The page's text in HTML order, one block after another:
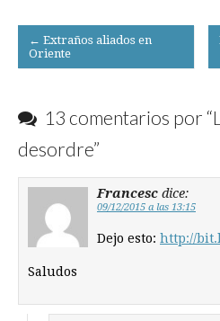
Post
navigation
← Extraños aliados en
Oriente
13 comentarios por “
desordre”
Francesc dice:
09/12/2015 a las 13:15
Dejo esto: http://
Saludos